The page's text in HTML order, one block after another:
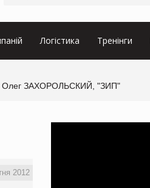
Логістика Тренінги
- Олег ЗАХОРОЛЬСКИЙ, "ЗИП"
2012